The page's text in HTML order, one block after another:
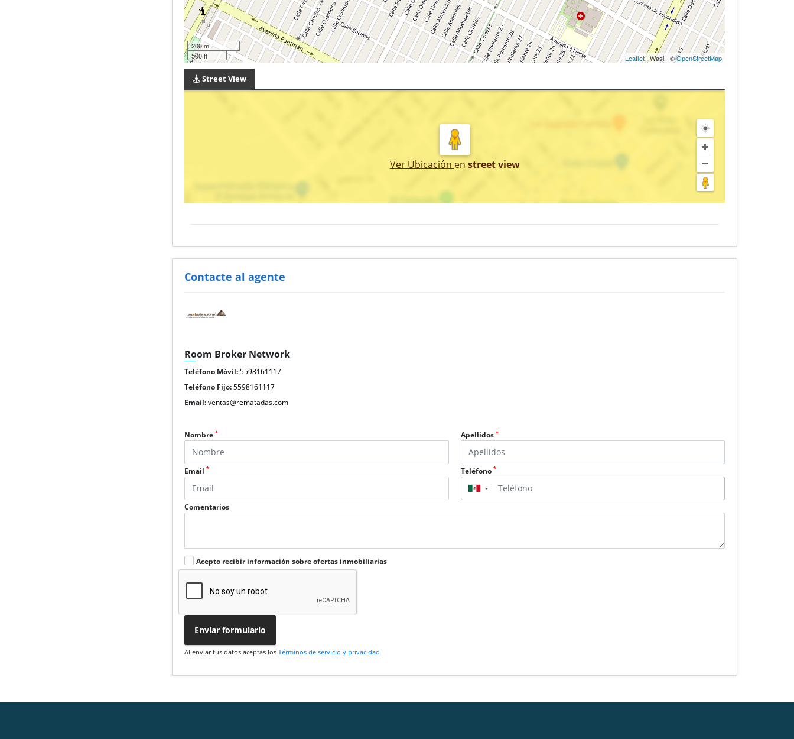
200 m
500 ft
Leaflet| Wasi - ©OpenStreetMap
Street View
Ver Ubicación en street view
Contacte al agente
Room Broker Network
Teléfono Móvil:5598161117
Teléfono Fijo:5598161117
Email:ventas@rematadas.com
Nombre* Apellidos *
Email* Teléfono *
▼
Comentarios
Acepto recibir información sobre ofertas inmobiliarias
Enviar formulario
Al enviar tus datos aceptas losTérminos de servicio y privacidad